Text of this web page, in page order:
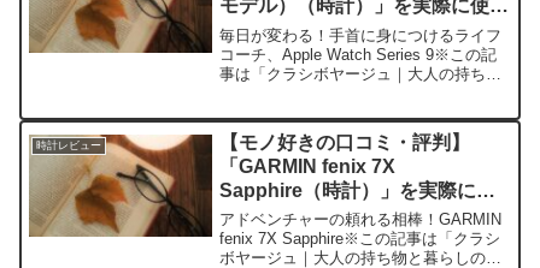
モデル）（時計）」を実際に使っ
てみた正直感想
毎日が変わる！手首に身につけるライフ
コーチ、Apple Watch Series 9※この記
事は「クラシボヤージュ｜大人の持ち物
日、編集部が紹介したいのが「Apple ...
時計レビュー
【モノ好きの口コミ・評判】
「GARMIN fenix 7X
Sapphire（時計）」を実際に使
ってみた正直感想
アドベンチャーの頼れる相棒！GARMIN
fenix 7X Sapphire※この記事は「クラシ
ボヤージュ｜大人の持ち物と暮らしの探